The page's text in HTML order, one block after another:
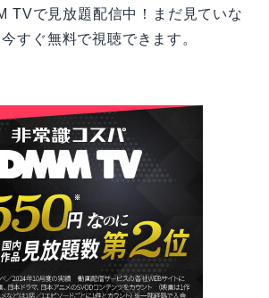
TVで見放題配信中！まだ見ていな
すぐ無料で視聴できます。